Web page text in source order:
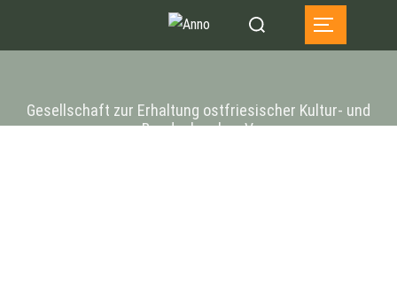
Gesellschaft zur Erhaltung ostfriesischer Kultur- und
Baudenkmale e.V.
Suchen